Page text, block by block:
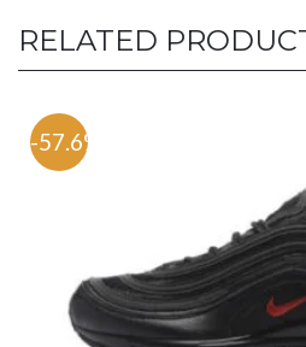
RELATED
-57.6%